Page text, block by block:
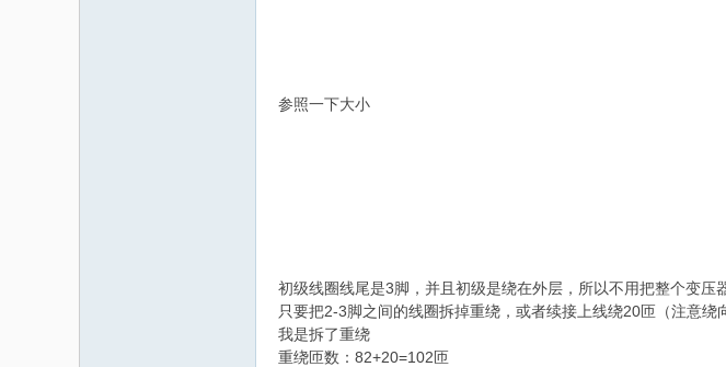
参照一下大小
初级线圈线尾是3脚，并且初级是绕在外层，所以不用把整个变压
只要把2-3脚之间的线圈拆掉重绕，或者续接上线绕20匝（注意绕
我是拆了重绕
重绕匝数：82+20=102匝